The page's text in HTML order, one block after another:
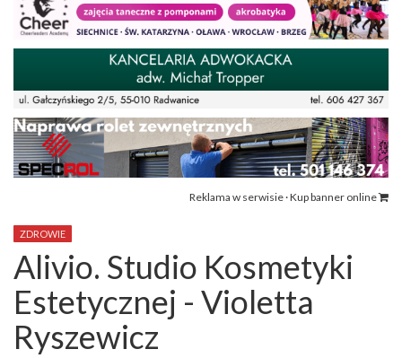
Reklama w serwisie · Kup banner online
ZDROWIE
Alivio. Studio Kosmetyki
Estetycznej - Violetta
Ryszewicz